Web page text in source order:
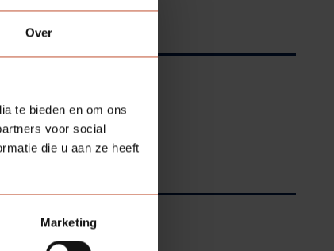
Over
te bieden en om ons
voor social
die u aan ze heeft
Marketing